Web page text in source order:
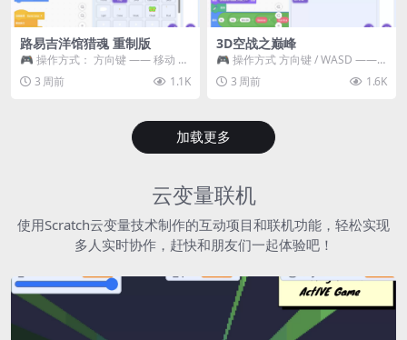
路易吉洋馆猎魂 重制版
🎮 操作方式： 方向键 —— 移动 &
跳跃 空格 —— 打开宝箱 将你...
3 周前 1.1K
3D空战之巅峰
🎮 操作方式 方向键 / WASD ——
移动 Z / K —— 射击 / 攻击...
3 周前 1.6K
加载更多
云变量联机
使用Scratch云变量技术制作的互动项目和联机功能，轻松实现
多人实时协作，赶快和朋友们一起体验吧！